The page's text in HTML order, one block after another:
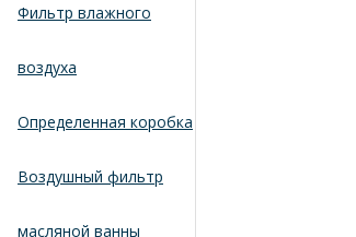
Фильтр влажного
воздуха
Определенная коробка
Воздушный фильтр
масляной ванны